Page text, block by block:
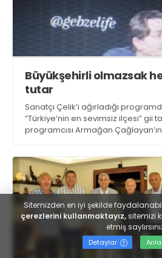
Büyükşehirli olmazsak
tutar
Sanatçı Çelik’i ağırladığı
“Türkiye’nin en sevimsiz ilçesi” gii
programcısı Armağan
tutar” dedi
Sitemizden en iyi şekilde
çerezlerini kullanmaktayız,sitemizi
etmiş
Detaylar